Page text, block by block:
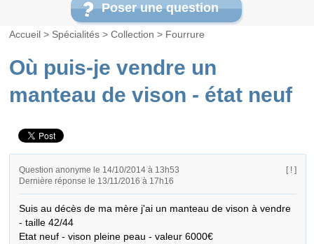
Poser une question
Accueil > Spécialités >Collection > Fourrure
Où puis-je vendre un
manteau de vison - état neuf
Question anonyme le 14/10/2014 à 13h53
Dernière réponse le 13/11/2016 à 17h16
[ ! ]
Suis au décès de ma mère j'ai un manteau de vison à vendre
- taille 42/44
Etat neuf - vison pleine peau - valeur 6000€